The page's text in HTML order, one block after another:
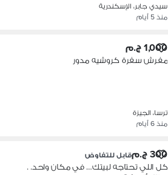
سيدي جابر، الإسكندرية
منذ 5 أيام
1,000 ج.م
مفرش سفرة كروشيه مدور
ترسا، الجيزة
منذ 6 أيام
300 ج.م قابل للتفاوض
كل اللي تحتاجه لبيتك… في مكان واحد. .